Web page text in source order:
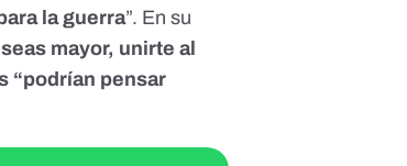
la guerra”. En su
mayor, unirte al
“podrían pensar